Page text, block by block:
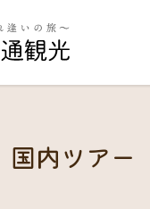
国内ツアー